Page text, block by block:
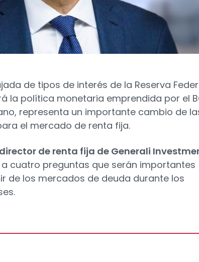
de tipos de interés de la Reserva
la política monetaria emprendida por el
representa un importante cambio de
el mercado de renta fija.
de renta fija de Generali
cuatro preguntas que serán importantes
de los mercados de deuda durante los